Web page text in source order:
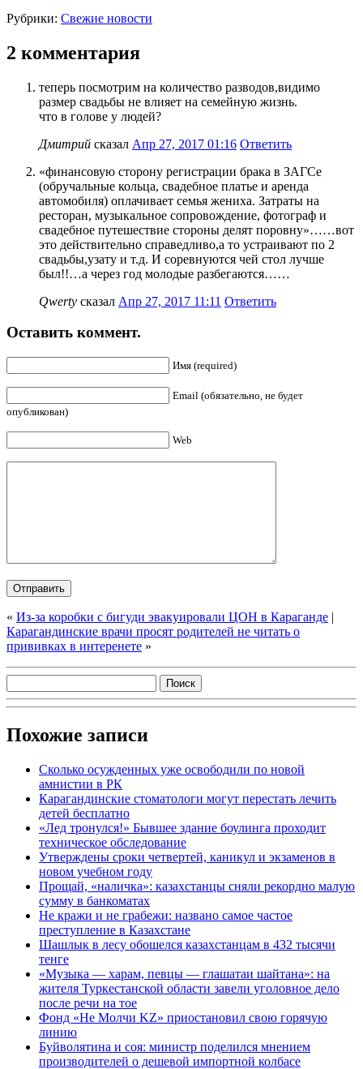
Рубрики: Свежие новости
2 комментария
теперь посмотрим на количество разводов,видимо
размер свадьбы не влияет на семейную жизнь.
что в голове у людей?
Дмитрий сказал Апр 27, 2017 01:16 Ответить
«финансовую сторону регистрации брака в ЗАГСе
(обручальные кольца, свадебное платье и аренда
автомобиля) оплачивает семья жениха. Затраты на
ресторан, музыкальное сопровождение, фотограф и
свадебное путешествие стороны делят поровну»……вот
это действительно справедливо,а то устраивают по 2
свадьбы,узату и т.д. И соревнуются чей стол лучше
был!!…а через год молодые разбегаются……
Qwerty сказал Апр 27, 2017 11:11 Ответить
Оставить коммент.
Имя (required)
Email (обязательно, не будет
опубликован)
Web
« Из-за коробки с бигуди эвакуировали ЦОН в Караганде |
Карагандинские врачи просят родителей не читать о
прививках в интеренете »
Похожие записи
Сколько осужденных уже освободили по новой
амнистии в РК
Карагандинские стоматологи могут перестать лечить
детей бесплатно
«Лед тронулся!» Бывшее здание боулинга проходит
техническое обследование
Утверждены сроки четвертей, каникул и экзаменов в
новом учебном году
Прощай, «наличка»: казахстанцы сняли рекордно малую
сумму в банкоматах
Не кражи и не грабежи: названо самое частое
преступление в Казахстане
Шашлык в лесу обошелся казахстанцам в 432 тысячи
тенге
«Музыка — харам, певцы — глашатаи шайтана»: на
жителя Туркестанской области завели уголовное дело
после речи на тое
Фонд «Не Молчи KZ» приостановил свою горячую
линию
Буйволятина и соя: министр поделился мнением
производителей о дешевой импортной колбасе